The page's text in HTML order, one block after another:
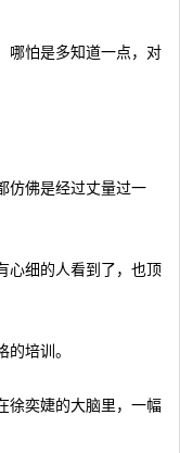
哪怕是多知道一点，对
仿佛是经过丈量过一
心细的人看到了，也顶
培训。
徐奕婕的大脑里，一幅